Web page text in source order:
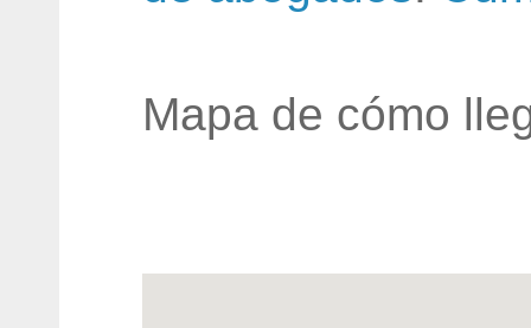
Mapa de cómo